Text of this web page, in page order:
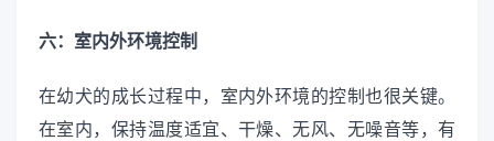
六：室内外环境控制
在幼犬的成长过程中，室内外环境的控制也很关键。
在室内，保持温度适宜、干燥、无风、无噪音等，有